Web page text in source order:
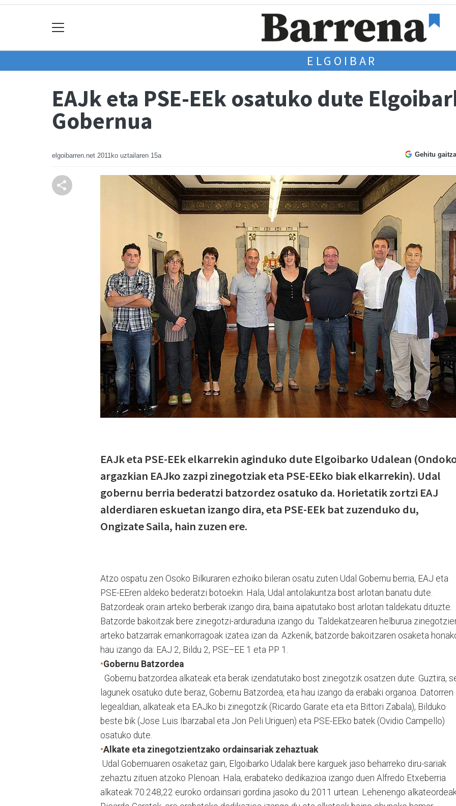
ELGOIBAR
EAJk eta PSE-EEk osatuko dute
Gobernua
elgoibarren.net 2011ko uztailaren 15a Gehitu
EAJk eta PSE-EEk elkarrekin aginduko dute Elgoibarko Udalean
argazkian EAJko zazpi zinegotziak eta PSE-EEko biak elkarrekin). Udal
gobernu berria bederatzi batzordez osatuko da. Horietatik zortzi EAJ
alderdiaren eskuetan izango dira, eta PSE-EEk bat zuzenduko du,
Ongizate Saila, hain zuzen ere.
Atzo ospatu zen Osoko Bilkuraren ezhoiko bileran osatu zuten Udal Gobernu berria, EAJ eta
PSE-EEren aldeko bederatzi botoekin. Hala, Udal antolakuntza bost arlotan banatu dute.
Batzordeak orain arteko berberak izango dira, baina aipatutako bost arlotan taldekatu dituzte.
Batzorde bakoitzak bere zinegotzi-arduraduna izango du. Taldekatzearen helburua
arteko batzarrak emankorragoak izatea izan da. Azkenik, batzorde bakoitzaren osaketa
hau izango da: EAJ 2, Bildu 2, PSE–EE 1 eta PP 1.
•Gobernu Batzordea
Gobernu batzordea alkateak eta berak izendatutako bost zinegotzik osatzen dute. Guztira,
lagunek osatuko dute beraz, Gobernu Batzordea, eta hau izango da erabaki organoa. Datorren
legealdian, alkateak eta EAJko bi zinegotzik (Ricardo Garate eta eta Bittori Zabala), Bilduko
beste bik (Jose Luis Ibarzabal eta Jon Peli Uriguen) eta PSE-EEko batek (Ovidio Campello)
osatuko dute.
•Alkate eta zinegotzientzako ordainsariak zehaztuak
Udal Gobernuaren osaketaz gain, Elgoibarko Udalak bere karguek jaso beharreko diru-sariak
zehaztu zituen atzoko Plenoan. Hala, erabateko dedikazioa izango duen Alfredo Etxeberria
alkateak 70.248,22 euroko ordainsari gordina jasoko du 2011 urtean. Lehenengo